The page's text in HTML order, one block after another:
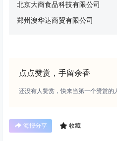
北京大商食品科技有限公司
郑州澳华达商贸有限公司
点点赞赏，手留余香
还没有人赞赏，快来当第一个赞赏的
海报分享 收藏